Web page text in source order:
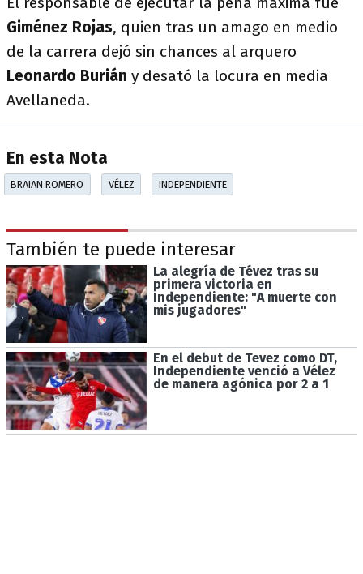
Giménez Rojas, quien tras un amago en medio
de la carrera dejó sin chances al arquero
Leonardo Burián y desató la locura en media
Avellaneda.
En esta Nota
BRAIAN ROMERO VÉLEZ INDEPENDIENTE
También te puede interesar
La alegría de Tévez tras su
primera victoria en
Independiente: "A muerte con
mis jugadores"
En el debut de Tevez como DT,
Independiente venció a Vélez
de manera agónica por 2 a 1